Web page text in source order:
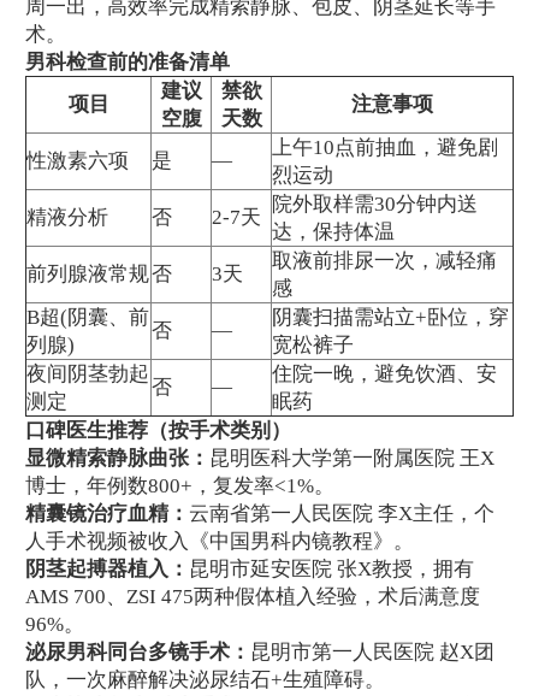
周一出，高效率完成精索静脉、包皮、阴茎延长等手
术。
男科检查前的准备清单
项目
建议
空腹
禁欲
天数
注意事项
性激素六项 是 —
上午10点前抽血，避免剧
烈运动
精液分析
否 2-7天
院外取样需30分钟内送
达，保持体温
前列腺液常规否 3天
取液前排尿一次，减轻痛
感
B超(阴囊、前
列腺)
否 —
阴囊扫描需站立+卧位，穿
宽松裤子
夜间阴茎勃起
测定
否 —
住院一晚，避免饮酒、安
眠药
口碑医生推荐（按手术类别）
显微精索静脉曲张： 昆明医科大学第一附属医院 王X
博士，年例数800+，复发率<1%。
精囊镜治疗血精： 云南省第一人民医院 李X主任，个
人手术视频被收入《中国男科内镜教程》。
阴茎起搏器植入： 昆明市延安医院 张X教授，拥有
AMS 700、ZSI 475两种假体植入经验，术后满意度
96%。
泌尿男科同台多镜手术： 昆明市第一人民医院 赵X团
队，一次麻醉解决泌尿结石+生殖障碍。